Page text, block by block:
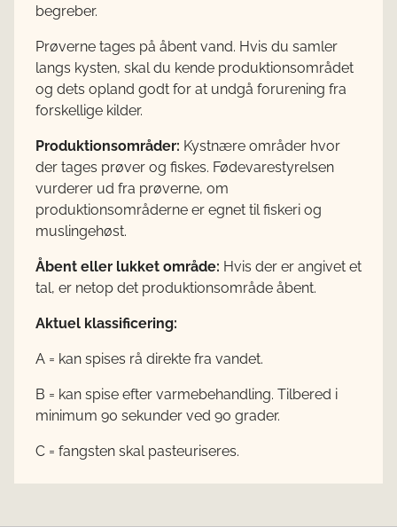
begreber.
Prøverne tages på åbent vand. Hvis du samler
langs kysten, skal du kende produktionsområdet
og dets opland godt for at undgå forurening fra
forskellige kilder.
Produktionsområder: Kystnære områder hvor
der tages prøver og fiskes. Fødevarestyrelsen
vurderer ud fra prøverne, om
produktionsområderne er egnet til fiskeri og
muslingehøst.
Åbent eller lukket område: Hvis der er angivet et
tal, er netop det produktionsområde åbent.
Aktuel klassificering:
A = kan spises rå direkte fra vandet.
B = kan spise efter varmebehandling. Tilbered i
minimum 90 sekunder ved 90 grader.
C = fangsten skal pasteuriseres.